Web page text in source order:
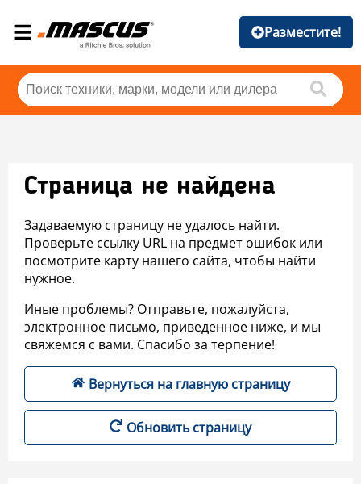
Разместите!
Страница не найдена
Задаваемую страницу не удалось найти.
Проверьте ссылку URL на предмет ошибок или
посмотрите карту нашего сайта, чтобы найти
нужное.
Иные проблемы? Отправьте, пожалуйста,
электронное письмо, приведенное ниже, и мы
свяжемся с вами. Спасибо за терпение!
Вернуться на главную страницу
Обновить страницу